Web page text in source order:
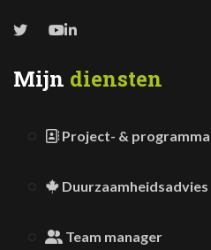
Mijn diensten
Project- &
Duurzaamheidsadvies
Team manager